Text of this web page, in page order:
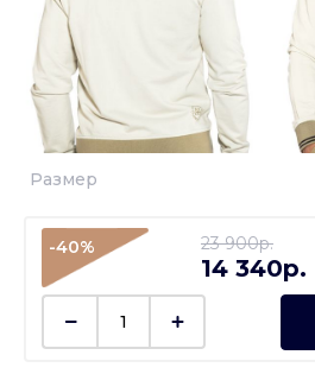
Размер
-40% 23 900p.
14 340p.